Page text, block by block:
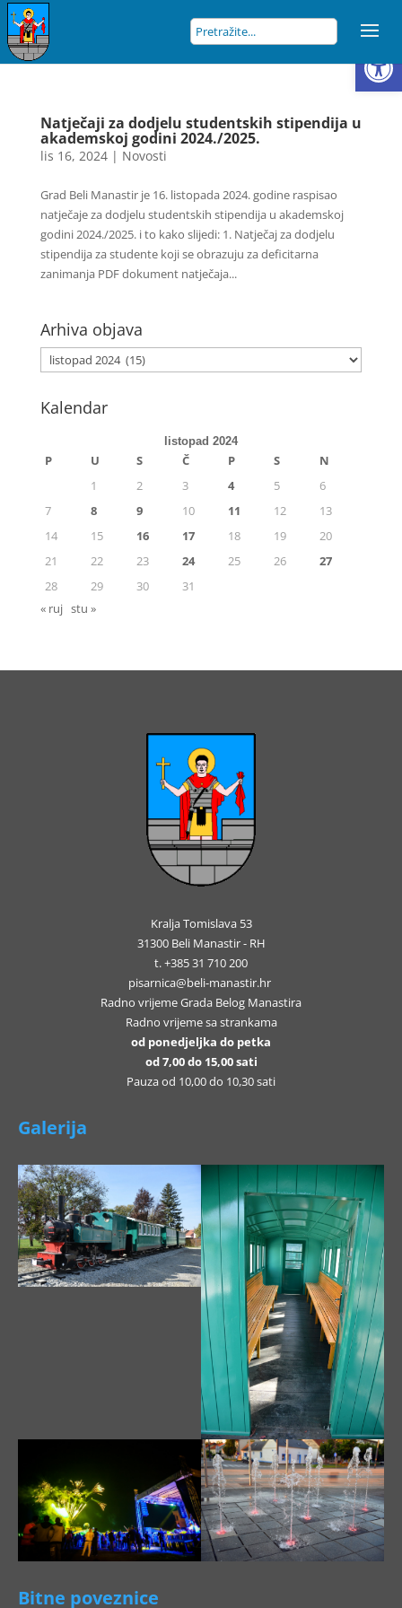
Natječaji za dodjelu studentskih stipendija u
akademskoj godini 2024./2025.
lis 16, 2024| Novosti
Grad Beli Manastir je 16. listopada 2024. godine raspisao
natječaje za dodjelu studentskih stipendija u akademskoj
godini 2024./2025. i to kako slijedi: 1. Natječaj za dodjelu
stipendija za studente koji se obrazuju za deficitarna
zanimanja PDF dokument natječaja...
Arhiva objava
Kalendar
listopad 2024
P U S Č P S
N
1
2 3 4 5
6
7
8 9 10 11 12
13
14
15 16 17 18 19
20
21
22 23 24 25 26
27
28
29 30
31
« ruj stu »
Kralja Tomislava 53
31300 Beli Manastir - RH
t. +385 31 710 200
pisarnica@beli-manastir.hr
Radno vrijeme Grada Belog Manastira
Radno vrijeme sa strankama
od ponedjeljka do petka
od 7,00 do 15,00 sati
Pauza od 10,00 do 10,30 sati
Galerija
Bitne poveznice